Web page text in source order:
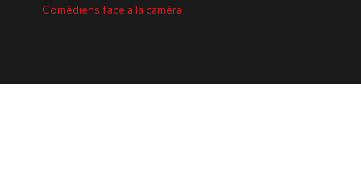
Comédiens face a la caméra